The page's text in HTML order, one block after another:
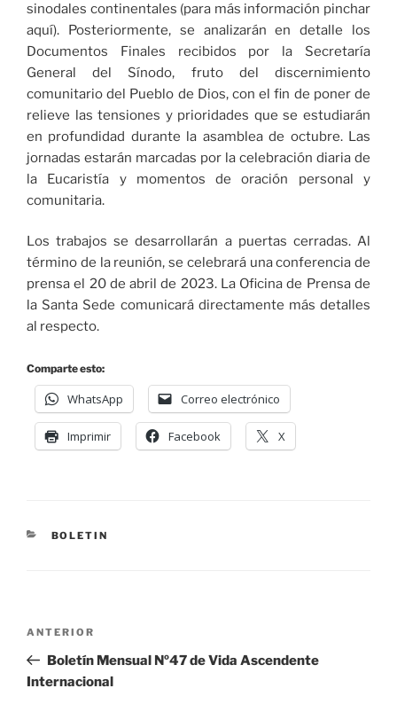
sinodales continentales (para más información pinchar
aquí). Posteriormente, se analizarán en detalle los
Documentos Finales recibidos por la Secretaría
General del Sínodo, fruto del discernimiento
comunitario del Pueblo de Dios, con el fin de poner de
relieve las tensiones y prioridades que se estudiarán
en profundidad durante la asamblea de octubre. Las
jornadas estarán marcadas por la celebración diaria de
la Eucaristía y momentos de oración personal y
comunitaria.
Los trabajos se desarrollarán a puertas cerradas. Al
término de la reunión, se celebrará una conferencia de
prensa el 20 de abril de 2023. La Oficina de Prensa de
la Santa Sede comunicará directamente más detalles
al respecto.
Comparte esto:
WhatsApp Correo electrónico
Imprimir Facebook X
BOLETIN
ANTERIOR
Boletín Mensual Nº47 de Vida Ascendente
Internacional